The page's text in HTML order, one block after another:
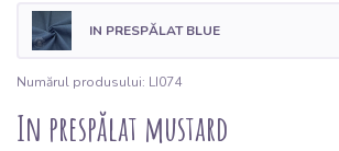
IN PRESPĂLAT BLUE
Numărul produsului: LI074
In prespălat mustard